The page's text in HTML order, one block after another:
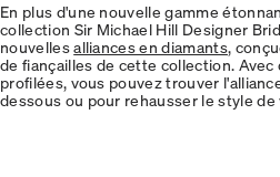
En plus d'une nouvelle gamme
collection Sir Michael Hill Designer
nouvellesalliances en diamants,
de fiançailles de cette collection.
profilées, vous pouvez trouver
dessous ou pour rehausser le style